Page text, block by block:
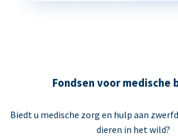
Fondsen voor medische
Biedt u medische zorg en hulp aan
dieren in het wild?